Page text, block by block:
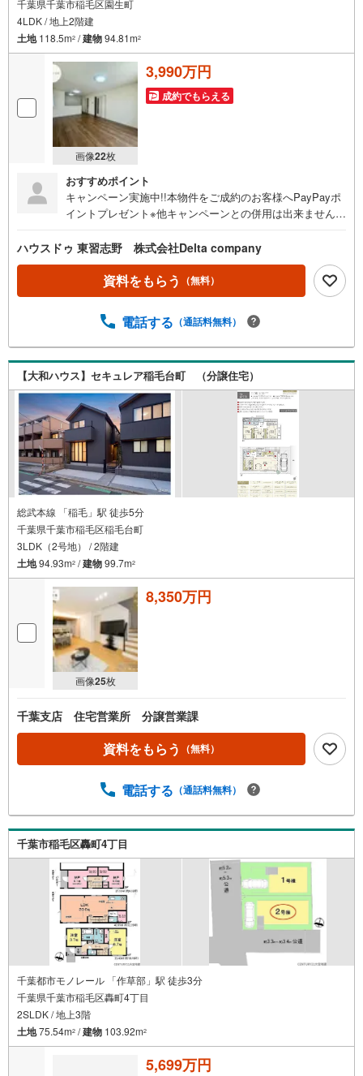
千葉県千葉市稲毛区園生町
4LDK / 地上2階建
土地118.5m2 /建物94.81m2
画像22枚
3,990万円
成約でもらえる
おすすめポイント
キャンペーン実施中!!本物件をご成約のお客様へPayPayポ
イントプレゼント※他キャンペーンとの併用は出来ません※
は20万円のいずれか安価な額相当のPayPayポイントを付与
※新築戸建の成約価格の0.3％または20万円のいずれか安価
な額相当のPayPayポイントを付与
ハウスドゥ 東習志野 株式会社Delta company
資料をもらう （無料）
電話する （通話料無料）
【大和ハウス】セキュレア稲毛台町 （分譲住宅）
総武本線 「稲毛」駅 徒歩5分
千葉県千葉市稲毛区稲毛台町
3LDK（2号地） / 2階建
土地94.93m2 /建物99.7m2
画像25枚
8,350万円
千葉支店 住宅営業所 分譲営業課
資料をもらう （無料）
電話する （通話料無料）
千葉市稲毛区轟町4丁目
千葉都市モノレール 「作草部」駅 徒歩3分
千葉県千葉市稲毛区轟町4丁目
2SLDK / 地上3階
土地75.54m2 /建物 103.92m2
5,699万円